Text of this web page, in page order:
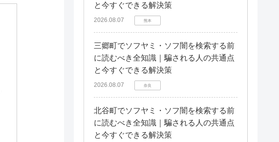
と今すぐできる解決策
2026.08.07 熊本
三郷町でソフヤミ・ソフ闇を検索する前
に読むべき全知識｜騙される人の共通点
と今すぐできる解決策
2026.08.07 奈良
北谷町でソフヤミ・ソフ闇を検索する前
に読むべき全知識｜騙される人の共通点
と今すぐできる解決策